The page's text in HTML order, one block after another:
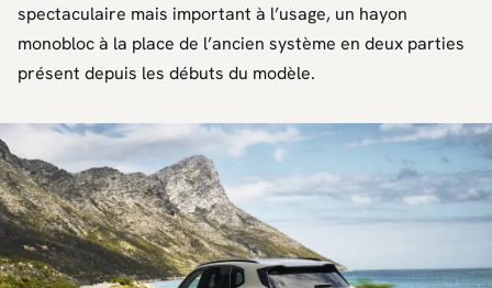
spectaculaire mais important à l’usage, un hayon
monobloc à la place de l’ancien système en deux parties
présent depuis les débuts du modèle.